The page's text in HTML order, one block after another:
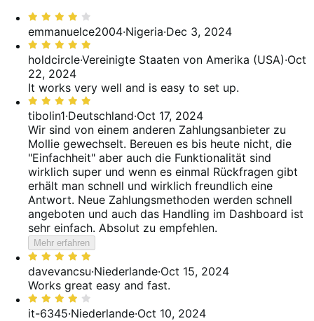
reviews
reviews
25%
reviews
Bewertet
mit
4
von
5
emmanuelce2004·Nigeria·Dec 3, 2024
Bewertet
mit
5
von
5
holdcircle·Vereinigte Staaten von Amerika (USA)·Oct
22, 2024
It works very well and is easy to set up.
Bewertet
mit
5
von
5
tibolin1·Deutschland·Oct 17, 2024
Wir sind von einem anderen Zahlungsanbieter zu
Mollie gewechselt. Bereuen es bis heute nicht, die
"Einfachheit" aber auch die Funktionalität sind
wirklich super und wenn es einmal Rückfragen gibt
erhält man schnell und wirklich freundlich eine
Antwort. Neue Zahlungsmethoden werden schnell
angeboten und auch das Handling im Dashboard ist
sehr einfach. Absolut zu empfehlen.
Mehr erfahren
Bewertet
mit
5
von
5
davevancsu·Niederlande·Oct 15, 2024
Works great easy and fast.
Bewertet
mit
it-6345·Niederlande·Oct 10, 2024